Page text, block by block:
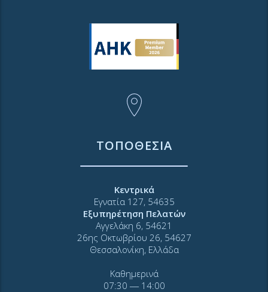
ΤΟΠΟΘΕΣΙΑ
Κεντρικά
Εγνατία 127, 54635
Εξυπηρέτηση Πελατών
Αγγελάκη 6, 54621
26ης Οκτωβρίου 26, 54627
Θεσσαλονίκη, Ελλάδα
Καθημερινά
07:30 ― 14:00